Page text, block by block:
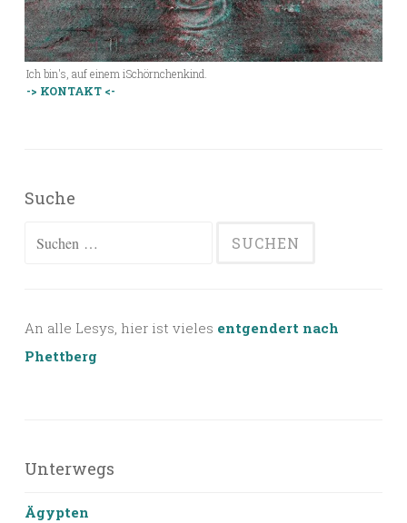
Ich bin's, auf einem iSchörnchenkind.
-> KONTAKT <-
Suche
Suchen
An alle Lesys, hier ist vieles entgendert nach
Phettberg
Unterwegs
Ägypten